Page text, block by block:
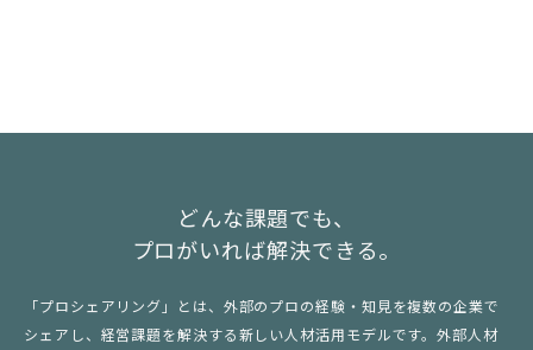
どんな課題でも、
プロがいれば解決できる。
「プロシェアリング」とは、外部のプロの経験・知見を複数の企業で
シェアし、経営課題を解決する新しい人材活用モデルです。外部人材